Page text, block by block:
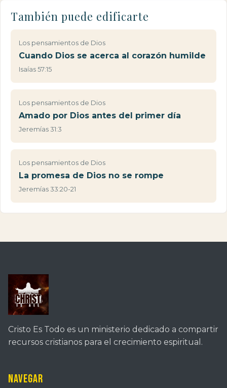
También puede edificarte
Los pensamientos de Dios
Cuando Dios se acerca al corazón humilde
Isaías 57:15
Los pensamientos de Dios
Amado por Dios antes del primer día
Jeremías 31:3
Los pensamientos de Dios
La promesa de Dios no se rompe
Jeremías 33:20-21
Cristo Es Todo es un ministerio dedicado a compartir
recursos cristianos para el crecimiento espiritual.
Navegar